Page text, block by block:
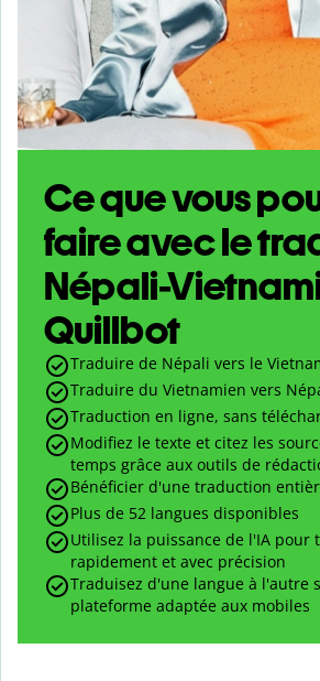
Ce que vous
faire avec le
Népali-
Quillbot
Traduire de Népali vers le
Traduire du Vietnamien vers
Traduction en ligne, sans
Modifiez le texte et citez les
temps grâce aux outils de
Bénéficier d'une traduction
Plus de 52 langues disponibles
Utilisez la puissance de l'IA pour
rapidement et avec précision
Traduisez d'une langue à l'autre
plateforme adaptée aux mobiles